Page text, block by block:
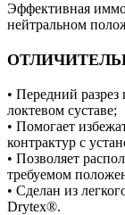
Эффективная
нейтральном
• Передний
локтевом суставе;
• Помогает
контрактур с
• Позволяет
требуемом
• Сделан из
Drytex®.